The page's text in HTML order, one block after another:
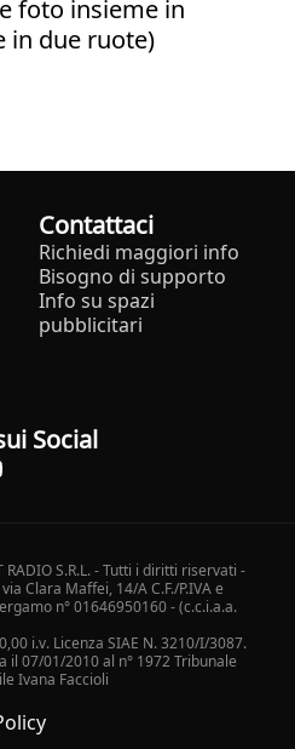
foto insieme in
in due ruote)
Contattaci
Richiedi maggiori info
Bisogno di supporto
Info su spazi
pubblicitari
Social
S.R.L. - Tutti i diritti riservati -
Clara Maffei, 14/A C.F./P.IVA e
n° 01646950160 - (c.c.i.a.a.
i.v. Licenza SIAE N. 3210/I/3087.
07/01/2010 al n° 1972 Tribunale
Ivana Faccioli